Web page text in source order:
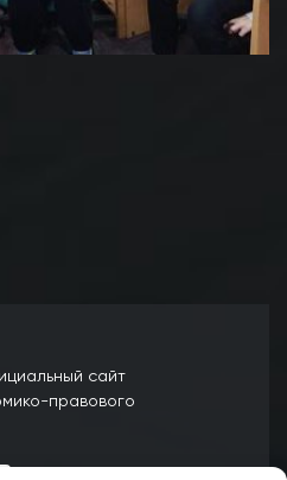
сайт
правового